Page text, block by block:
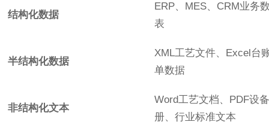
结构化数据
ERP、MES、CRM业务
表
半结构化数据
XML工艺文件、Excel台
单数据
非结构化文本
Word工艺文档、PDF设
册、行业标准文本